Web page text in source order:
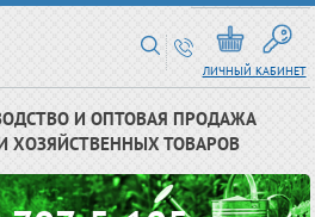
ЛИЧНЫЙ КАБИНЕТ
И ОПТОВАЯ ПРОДАЖА
ХОЗЯЙСТВЕННЫХ ТОВАРОВ